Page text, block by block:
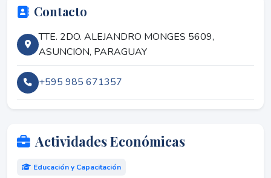
Contacto
TTE. 2DO. ALEJANDRO MONGES 5609,
ASUNCION, PARAGUAY
+595 985 671357
Actividades Económicas
Educación y Capacitación